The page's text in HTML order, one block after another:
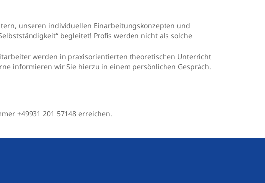
unseren individuellen Einarbeitungskonzepten und
begleitet! Profis werden nicht als solche
werden in praxisorientierten theoretischen Unterricht
informieren wir Sie hierzu in einem persönlichen Gespräch.
+49931 201 57148 erreichen.